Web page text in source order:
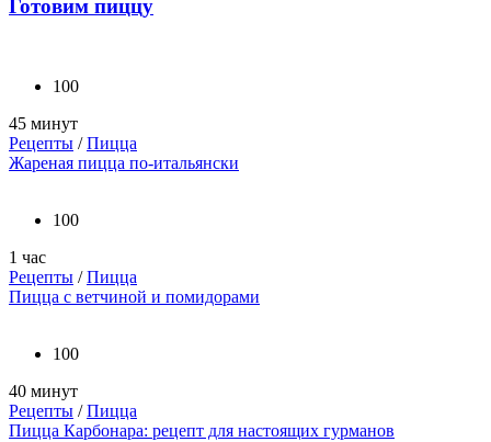
Готовим пиццу
100
45 минут
Рецепты /Пицца
Жареная пицца по-итальянски
100
1 час
Рецепты /Пицца
Пицца с ветчиной и помидорами
100
40 минут
Рецепты /Пицца
Пицца Карбонара: рецепт для настоящих гурманов